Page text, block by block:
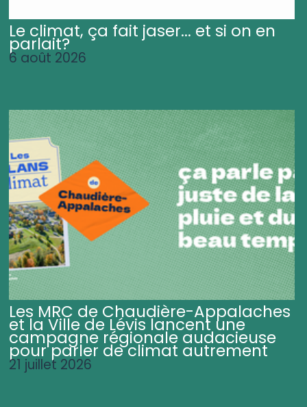
Le climat, ça fait jaser... et si on en
parlait?
6 août 2026
Les MRC de Chaudière-Appalaches
et la Ville de Lévis lancent une
campagne régionale audacieuse
pour parler de climat autrement
21 juillet 2026